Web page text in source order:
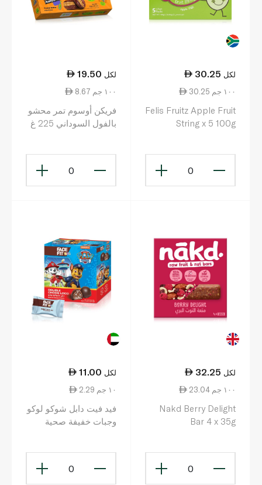
30.25 لكل
30.25 ١٠٠ جم
Felis Fruitz Apple Fruit
String x 5 100g
0
19.50 لكل
8.67 ١٠٠ جم
فريكن أوسوم تمر محشو
بالفول السوداني 225 غ
0
32.25 لكل
23.04 ١٠٠ جم
Nakd Berry Delight
Bar 4 x 35g
0
11.00 لكل
2.29 ١٠ جم
فيد فيت دابل شوكو لوكو
وجبات خفيفة صحية
0